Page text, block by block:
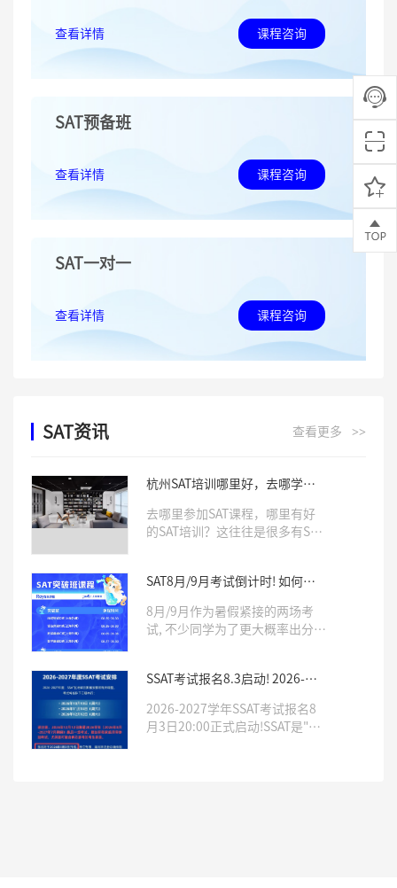
查看详情 课程咨询
SAT预备班
查看详情 课程咨询
SAT一对一
查看详情 课程咨询
SAT资讯 查看更多 >>
杭州SAT培训哪里好，去哪学习
去哪里参加SAT课程，哪里有好
的SAT培训？这往往是很多有SAT
训机构，往往会对学生SAT成绩
有非常大的影响。那么杭州哪里
有好的SAT培训呢，Roys乐亦思
是你不错的选择。
SAT8月/9月考试倒计时! 如何针
8月/9月作为暑假紧接的两场考
试, 不少同学为了更大概率出分,
班」帮你单项突破, 用最真实的模
考, 帮你打造考场上最稳定的发
SSAT考试报名8.3启动! 2026-
好！
2026-2027学年SSAT考试报名8
月3日20:00正式启动!SSAT是"美